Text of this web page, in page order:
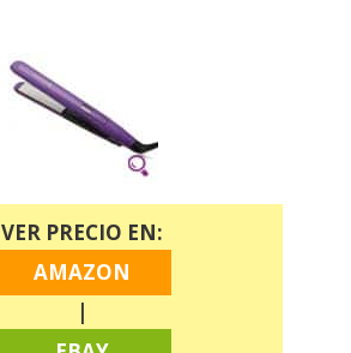
VER PRECIO EN:
AMAZON
|